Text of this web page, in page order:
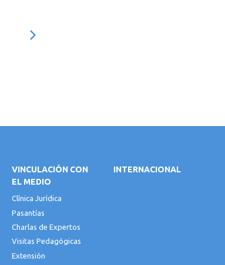
VINCULACIÓN CON
EL MEDIO
Clínica Jurídica
Pasantías
Charlas de Expertos
Visitas Pedagógicas
Extensión
INTERNACIONAL